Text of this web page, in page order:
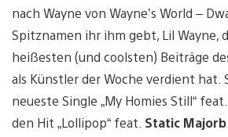
nach Wayne von Wayne’s World –
Spitznamen ihr ihm gebt, Lil Wayne,
heißesten (und coolsten) Beiträge
als Künstler der Woche verdient hat.
neueste Single „My Homies Still“ feat.
den Hit „Lollipop“ feat. Static Majorb